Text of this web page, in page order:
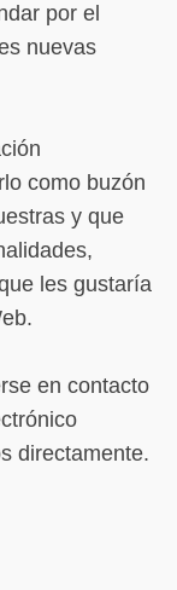
por el
nuevas
como buzón
y que
les gustaría
en contacto
directamente.